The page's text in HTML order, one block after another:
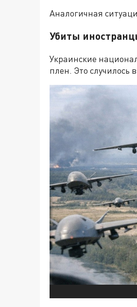
Аналогичная
Убиты
Украинские
плен. Это случилось